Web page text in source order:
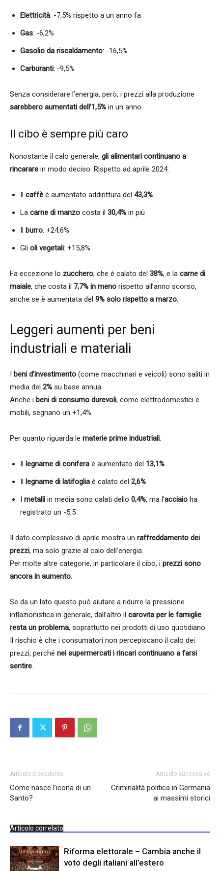
Elettricità: -7,5% rispetto a un anno fa
Gas: -6,2%
Gasolio da riscaldamento: -16,5%
Carburanti: -9,5%
Senza considerare l’energia, però, i prezzi alla produzione
sarebbero aumentati dell’1,5% in un anno.
Il cibo è sempre più caro
Nonostante il calo generale, gli alimentari continuano a
rincarare in modo deciso. Rispetto ad aprile 2024:
Il caffè è aumentato addirittura del 43,3%
La carne di manzo costa il 30,4% in più
Il burro: +24,6%
Gli oli vegetali: +15,8%
Fa eccezione lo zucchero, che è calato del 38%, e la carne di
maiale, che costa il 7,7% in meno rispetto all’anno scorso,
anche se è aumentata del 9% solo rispetto a marzo.
Leggeri aumenti per beni
industriali e materiali
I beni d’investimento (come macchinari e veicoli) sono saliti in
media del 2% su base annua.
Anche i beni di consumo durevoli, come elettrodomestici e
mobili, segnano un +1,4%.
Per quanto riguarda le materie prime industriali:
Il legname di conifera è aumentato del 13,1%
Il legname di latifoglia è calato del 2,6%
I metalli in media sono calati dello 0,4%, ma l’acciaio ha
registrato un -5,5
Il dato complessivo di aprile mostra un raffreddamento dei
prezzi, ma solo grazie al calo dell’energia.
Per molte altre categorie, in particolare il cibo, i prezzi sono
ancora in aumento.
Se da un lato questo può aiutare a ridurre la pressione
inflazionistica in generale, dall’altro il carovita per le famiglie
resta un problema, soprattutto nei prodotti di uso quotidiano.
Il rischio è che i consumatori non percepiscano il calo dei
prezzi, perché nei supermercati i rincari continuano a farsi
sentire.
Articolo precedente
Come nasce l’icona di un
Santo?
Articolo successivo
Criminalità politica in Germania
ai massimi storici
Articolo correlato
Riforma elettorale – Cambia anche il
voto degli italiani all’estero